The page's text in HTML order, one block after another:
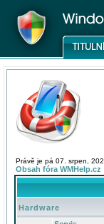
Právě je pá 07. srpen,
Obsah fóra WMHelp.cz
Hardware